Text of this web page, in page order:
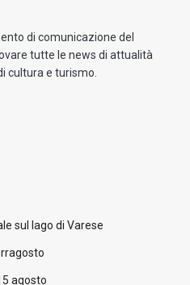
di comunicazione del
tutte le news di attualità
cultura e turismo.
sul lago di Varese
agosto